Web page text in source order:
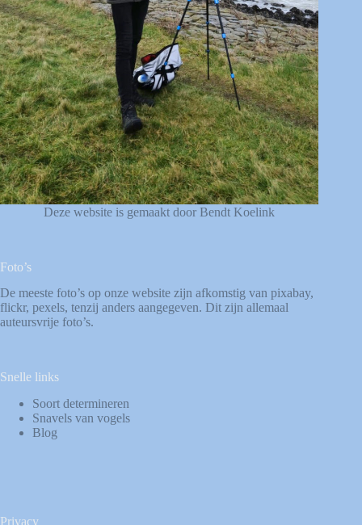
Deze website is gemaakt door Bendt Koelink
Foto’s
De meeste foto’s op onze website zijn afkomstig van pixabay,
flickr, pexels, tenzij anders aangegeven. Dit zijn allemaal
auteursvrije foto’s.
Snelle links
Soort determineren
Snavels van vogels
Blog
Privacy